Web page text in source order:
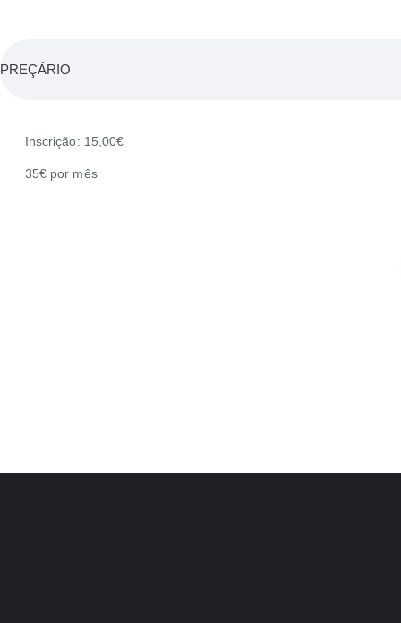
PREÇÁRIO
Inscrição: 15,00€
35€ por mês